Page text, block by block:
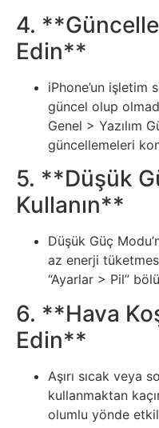
Sigorta
Sinema
Spor
Tarih
Tarım
TikTok
Tv
Twitter
Ürün
4.
Edin**
iPhone’un işletim
güncel olup
Genel > Yazılım
güncellemeleri
5. **Düşük
Kullanın**
Düşük Güç
az enerji
“Ayarlar > Pil”
6. **Hava
Edin**
Aşırı sıcak veya
kullanmaktan
olumlu yönde